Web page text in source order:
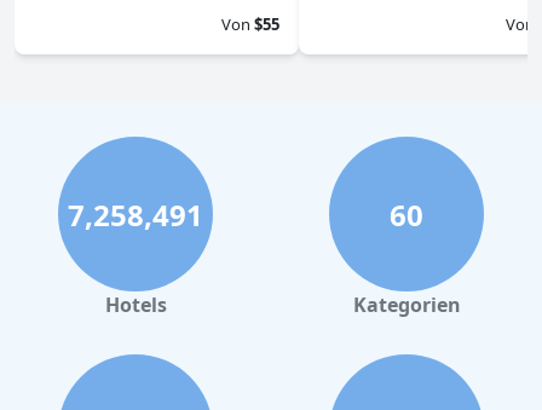
Von $55
Von
7,258,491
Hotels
60
Kategorien